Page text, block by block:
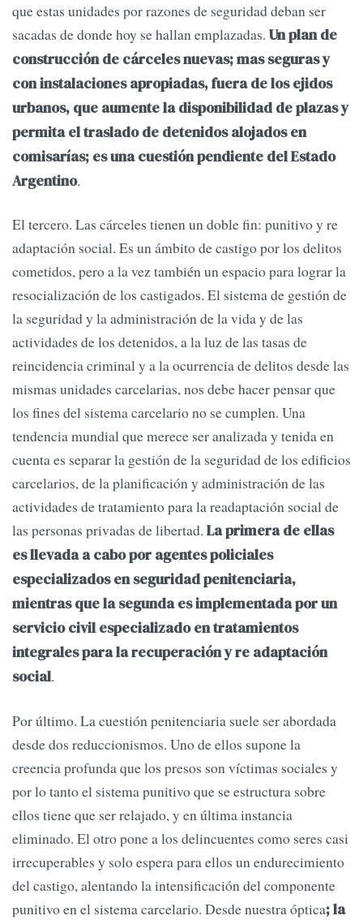
que estas unidades por razones de seguridad deban ser
sacadas de donde hoy se hallan emplazadas. Un plan de
construcción de cárceles nuevas; mas seguras y
con instalaciones apropiadas, fuera de los ejidos
urbanos, que aumente la disponibilidad de plazas y
permita el traslado de detenidos alojados en
comisarías; es una cuestión pendiente del Estado
Argentino.
El tercero. Las cárceles tienen un doble fin: punitivo y re
adaptación social. Es un ámbito de castigo por los delitos
cometidos, pero a la vez también un espacio para lograr la
resocialización de los castigados. El sistema de gestión de
la seguridad y la administración de la vida y de las
actividades de los detenidos, a la luz de las tasas de
reincidencia criminal y a la ocurrencia de delitos desde las
mismas unidades carcelarias, nos debe hacer pensar que
los fines del sistema carcelario no se cumplen. Una
tendencia mundial que merece ser analizada y tenida en
cuenta es separar la gestión de la seguridad de los edificios
carcelarios, de la planificación y administración de las
actividades de tratamiento para la readaptación social de
las personas privadas de libertad. La primera de ellas
es llevada a cabo por agentes policiales
especializados en seguridad penitenciaria,
mientras que la segunda es implementada por un
servicio civil especializado en tratamientos
integrales para la recuperación y re adaptación
social.
Por último. La cuestión penitenciaria suele ser abordada
desde dos reduccionismos. Uno de ellos supone la
creencia profunda que los presos son víctimas sociales y
por lo tanto el sistema punitivo que se estructura sobre
ellos tiene que ser relajado, y en última instancia
eliminado. El otro pone a los delincuentes como seres casi
irrecuperables y solo espera para ellos un endurecimiento
del castigo, alentando la intensificación del componente
punitivo en el sistema carcelario. Desde nuestra óptica; la